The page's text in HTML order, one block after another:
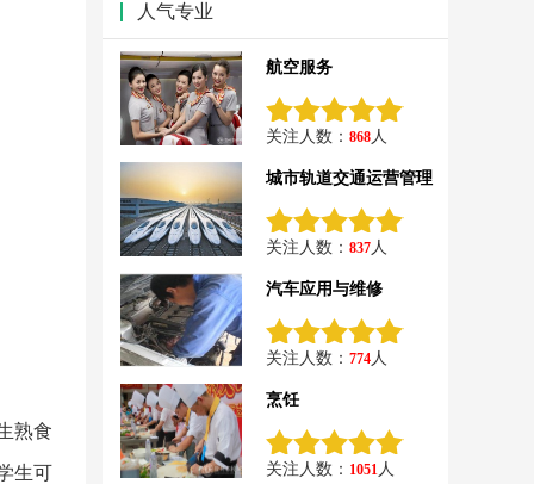
熟食
生可
人气专业
航空服务
关注人数： 868人
城市轨道交通运营管理
关注人数： 837人
汽车应用与维修
关注人数： 774人
烹饪
关注人数： 1051人